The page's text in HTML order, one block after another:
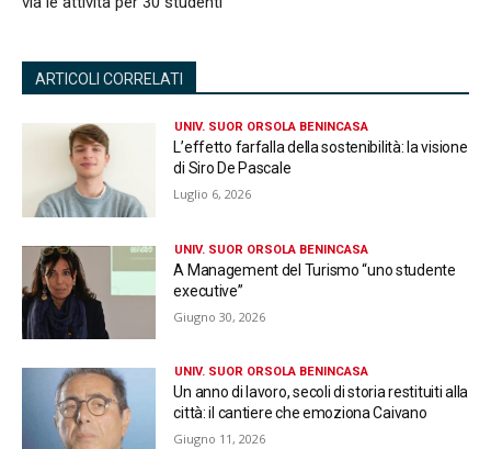
ARTICOLI CORRELATI
UNIV. SUOR ORSOLA BENINCASA
L’effetto farfalla della sostenibilità: la visione
di Siro De Pascale
Luglio 6, 2026
UNIV. SUOR ORSOLA BENINCASA
A Management del Turismo “uno studente
executive”
Giugno 30, 2026
UNIV. SUOR ORSOLA BENINCASA
Un anno di lavoro, secoli di storia restituiti alla
città: il cantiere che emoziona Caivano
Giugno 11, 2026